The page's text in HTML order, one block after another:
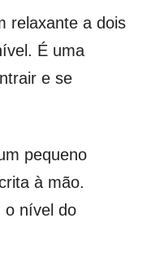
relaxante a dois
É uma
e se
pequeno
à mão.
o nível do